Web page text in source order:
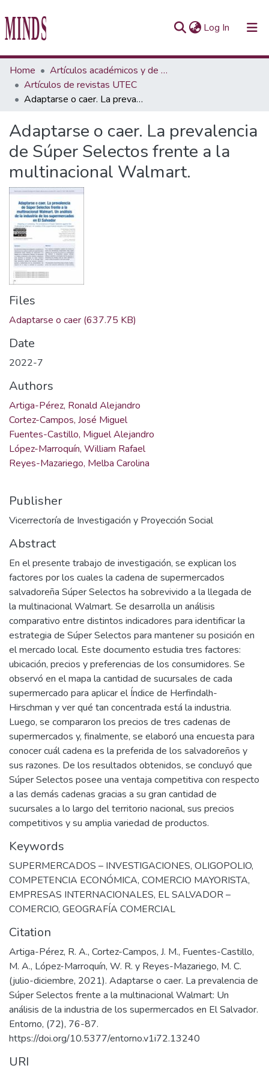
Log In (current)
Communities & Collections
All of Repository UTEC
Home
Artículos académicos y de opinión
Artículos de revistas UTEC
Adaptarse o caer. La prevalencia de Súper Selectos frente a la multinacional Walmart.
Adaptarse o caer. La prevalencia
de Súper Selectos frente a la
multinacional Walmart.
Files
Adaptarse o caer (637.75 KB)
Date
2022-7
Authors
Artiga-Pérez, Ronald Alejandro
Cortez-Campos, José Miguel
Fuentes-Castillo, Miguel Alejandro
López-Marroquín, William Rafael
Reyes-Mazariego, Melba Carolina
Publisher
Vicerrectoría de Investigación y Proyección Social
Abstract
En el presente trabajo de investigación, se explican los
factores por los cuales la cadena de supermercados
salvadoreña Súper Selectos ha sobrevivido a la llegada de
la multinacional Walmart. Se desarrolla un análisis
comparativo entre distintos indicadores para identificar la
estrategia de Súper Selectos para mantener su posición en
el mercado local. Este documento estudia tres factores:
ubicación, precios y preferencias de los consumidores. Se
observó en el mapa la cantidad de sucursales de cada
supermercado para aplicar el Índice de Herfindalh-
Hirschman y ver qué tan concentrada está la industria.
Luego, se compararon los precios de tres cadenas de
supermercados y, finalmente, se elaboró una encuesta para
conocer cuál cadena es la preferida de los salvadoreños y
sus razones. De los resultados obtenidos, se concluyó que
Súper Selectos posee una ventaja competitiva con respecto
a las demás cadenas gracias a su gran cantidad de
sucursales a lo largo del territorio nacional, sus precios
competitivos y su amplia variedad de productos.
Keywords
SUPERMERCADOS – INVESTIGACIONES, OLIGOPOLIO,
COMPETENCIA ECONÓMICA, COMERCIO MAYORISTA,
EMPRESAS INTERNACIONALES, EL SALVADOR –
COMERCIO, GEOGRAFÍA COMERCIAL
Citation
Artiga-Pérez, R. A., Cortez-Campos, J. M., Fuentes-Castillo,
M. A., López-Marroquín, W. R. y Reyes-Mazariego, M. C.
(julio-diciembre, 2021). Adaptarse o caer. La prevalencia de
Súper Selectos frente a la multinacional Walmart: Un
análisis de la industria de los supermercados en El Salvador.
Entorno, (72), 76-87.
https://doi.org/10.5377/entorno.v1i72.13240
URI